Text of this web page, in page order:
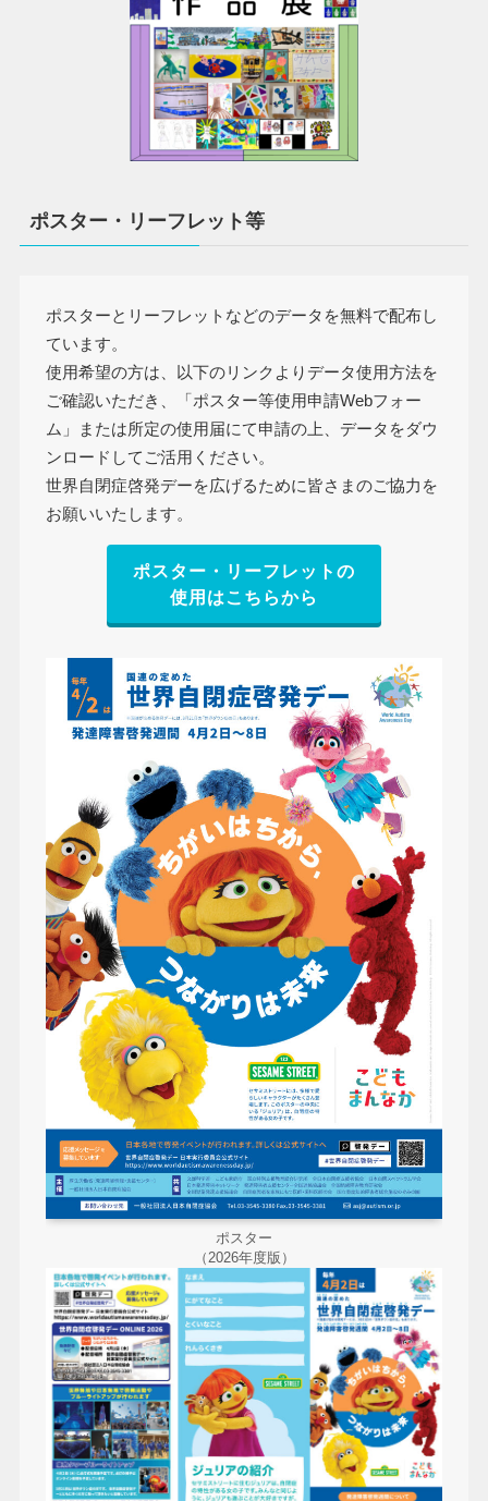
ポスター・リーフレット等
ポスターとリーフレットなどのデータを無料で配布し
ています。
使用希望の方は、以下のリンクよりデータ使用方法を
ご確認いただき、「ポスター等使用申請Webフォー
ム」または所定の使用届にて申請の上、データをダウ
ンロードしてご活用ください。
世界自閉症啓発デーを広げるために皆さまのご協力を
お願いいたします。
ポスター・リーフレットの
使用はこちらから
ポスター
（2026年度版）